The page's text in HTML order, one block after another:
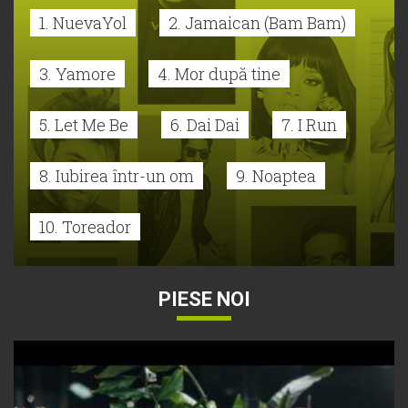
1. NuevaYol 2. Jamaican (Bam Bam)
3. Yamore 4. Mor după tine
5. Let Me Be 6. Dai Dai 7. I Run
8. Iubirea într-un om 9. Noaptea
10. Toreador
PIESE NOI